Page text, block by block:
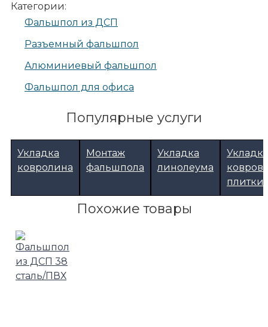
Категории:
Фальшпол из ДСП
Разъемный фальшпол
Алюминиевый фальшпол
Фальшпол для офиса
Популярные услуги
Укладка
ковролина
Монтаж
фальшпола
Укладка
линолеума
Укладка
плитки
Похожие товары